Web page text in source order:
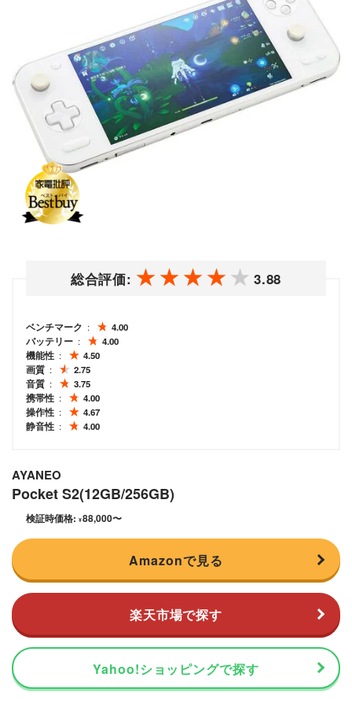
総合評価: 3.88
ベンチマーク
4.00
バッテリー
4.00
機能性
4.50
画質
2.75
音質
3.75
携帯性
4.00
操作性
4.67
静音性
4.00
AYANEO
Pocket S2(12GB/256GB)
検証時価格: ¥88,000〜
Amazonで見る
楽天市場で探す
Yahoo!ショッピングで探す